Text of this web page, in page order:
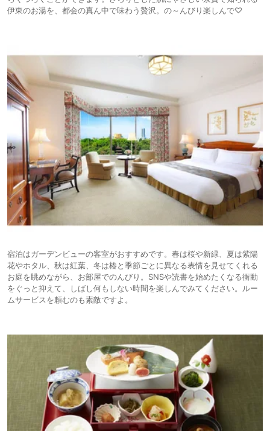
伊東のお湯を、都会の真ん中で味わう贅沢。の～んびり楽しんで♡
宿泊はガーデンビューの客室がおすすめです。春は桜や新緑、夏は紫陽
花やホタル、秋は紅葉、冬は椿と季節ごとに異なる表情を見せてくれる
お庭を眺めながら、お部屋でのんびり。SNSや読書を始めたくなる衝動
をぐっと抑えて、しばし何もしない時間を楽しんでみてください。ルー
ムサービスを頼むのも素敵ですよ。